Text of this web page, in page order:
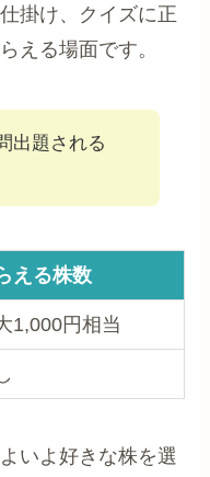
掛け、クイズに正
える場面です。
出題される
える株数
1,000円相当
いよ好きな株を選